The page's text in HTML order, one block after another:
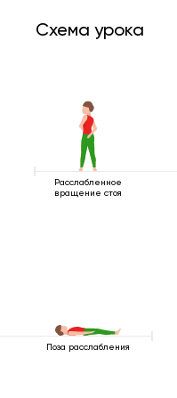
Схема урока
Расслабленное
вращение стоя
Поза расслабления